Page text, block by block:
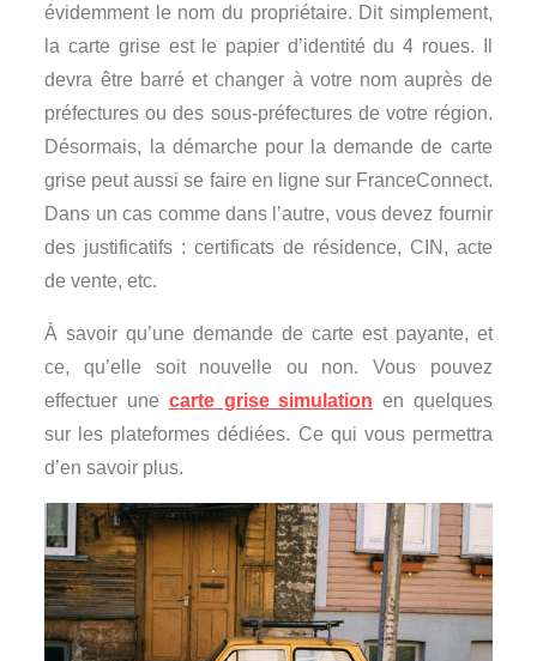
évidemment le nom du propriétaire. Dit simplement,
la carte grise est le papier d’identité du 4 roues. Il
devra être barré et changer à votre nom auprès de
préfectures ou des sous-préfectures de votre région.
Désormais, la démarche pour la demande de carte
grise peut aussi se faire en ligne sur FranceConnect.
Dans un cas comme dans l’autre, vous devez fournir
des justificatifs : certificats de résidence, CIN, acte
de vente, etc.
À savoir qu’une demande de carte est payante, et
ce, qu’elle soit nouvelle ou non. Vous pouvez
effectuer une carte grise simulation en quelques
sur les plateformes dédiées. Ce qui vous permettra
d’en savoir plus.